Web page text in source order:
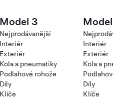
Model 3
Nejprodávanější
Interiér
Exteriér
Kola a pneumatiky
Podlahové rohože
Díly
Klíče
Interiér
Exteriér
Kola a
Díly
Klíče